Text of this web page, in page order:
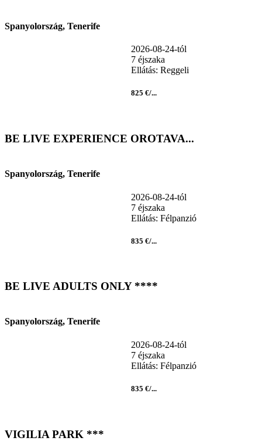
Spanyolország, Tenerife
2026-08-24-tól
7 éjszaka
Ellátás: Reggeli
825 €/...
BE LIVE EXPERIENCE OROTAVA...
Spanyolország, Tenerife
2026-08-24-tól
7 éjszaka
Ellátás: Félpanzió
835 €/...
BE LIVE ADULTS ONLY ****
Spanyolország, Tenerife
2026-08-24-tól
7 éjszaka
Ellátás: Félpanzió
835 €/...
VIGILIA PARK ***